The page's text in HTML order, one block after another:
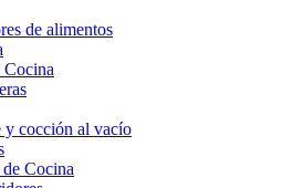
de alimentos
Cocina
y cocción al vacío
Cocina